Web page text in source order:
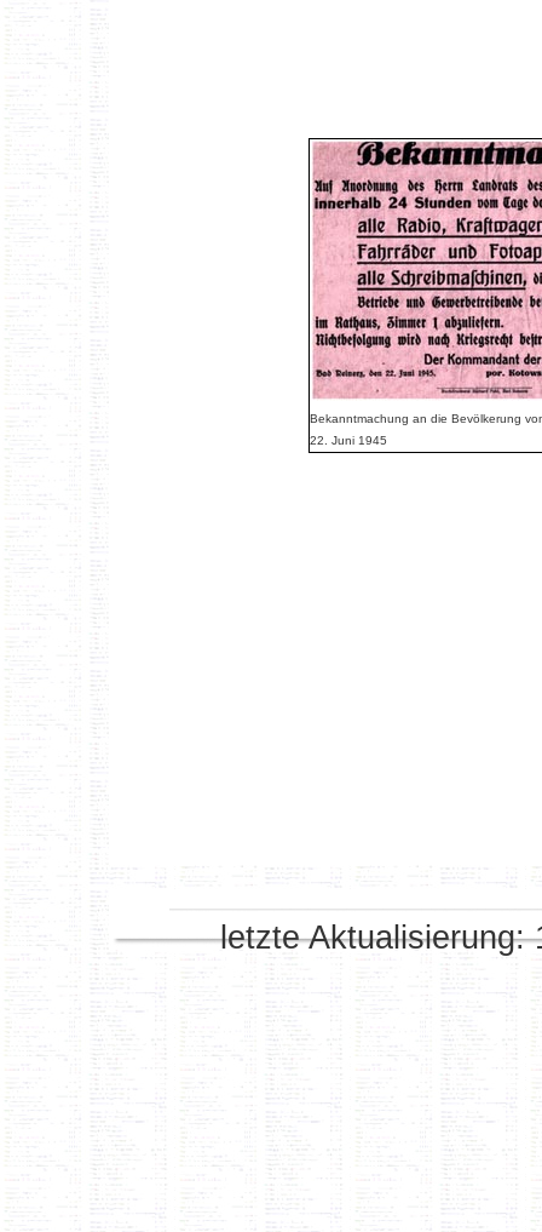
Bekanntmachung an die Bevölkerung
22. Juni 1945
letzte Aktualisierung: